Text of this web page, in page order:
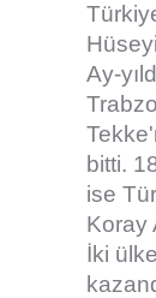
Ay-
bitti.
ise
Koray
İki